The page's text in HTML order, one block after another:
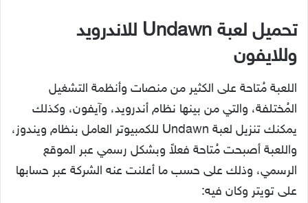
تحميل لعبة Undawn للاندرويد
وللايفون
اللعبة مُتاحة على الكثير من منصات وأنظمة التشغيل
المُختلفة، والتي من بينها نظام أندرويد، وآيفون، وكذلك
يمكنك تنزيل لعبة Undawn للكمبيوتر العامل بنظام ويندوز،
واللعبة أصبحت مُتاحة فعلاً وبشكل رسمي عبر الموقع
الرسمي، وذلك على حسب ما أعلنت عنه الشركة عبر حسابها
على تويتر وكان فيه: